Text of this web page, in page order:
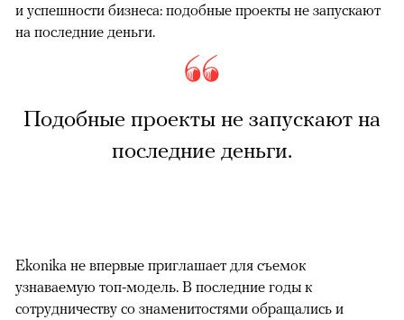
и успешности бизнеса: подобные проекты не запускают
на последние деньги.
Подобные проекты не запускают на
последние деньги.
Ekonika не впервые приглашает для съемок
узнаваемую топ-модель. В последние годы к
сотрудничеству со знаменитостями обращались и